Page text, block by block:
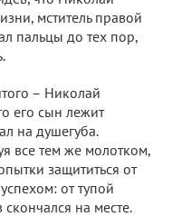
мститель правой
пальцы до тех пор,
– Николай
его сын лежит
на душегуба.
все тем же молотком,
защититься от
от тупой
на месте.